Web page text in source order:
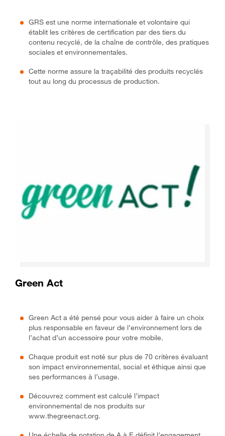
GRS est une norme internationale et volontaire qui
établit les critères de certification par des tiers du
contenu recyclé, de la chaîne de contrôle, des pratiques
sociales et environnementales.
Cette norme assure la traçabilité des produits recyclés
tout au long du processus de production.
Green Act
Green Act a été pensé pour vous aider à faire un choix
plus responsable en faveur de l’environnement lors de
l’achat d’un accessoire pour votre mobile.
Chaque produit est noté sur plus de 70 critères évaluant
son impact environnemental, social et éthique ainsi que
ses performances à l’usage.
Découvrez comment est calculé l’impact
environnemental de nos produits sur
www.thegreenact.org.